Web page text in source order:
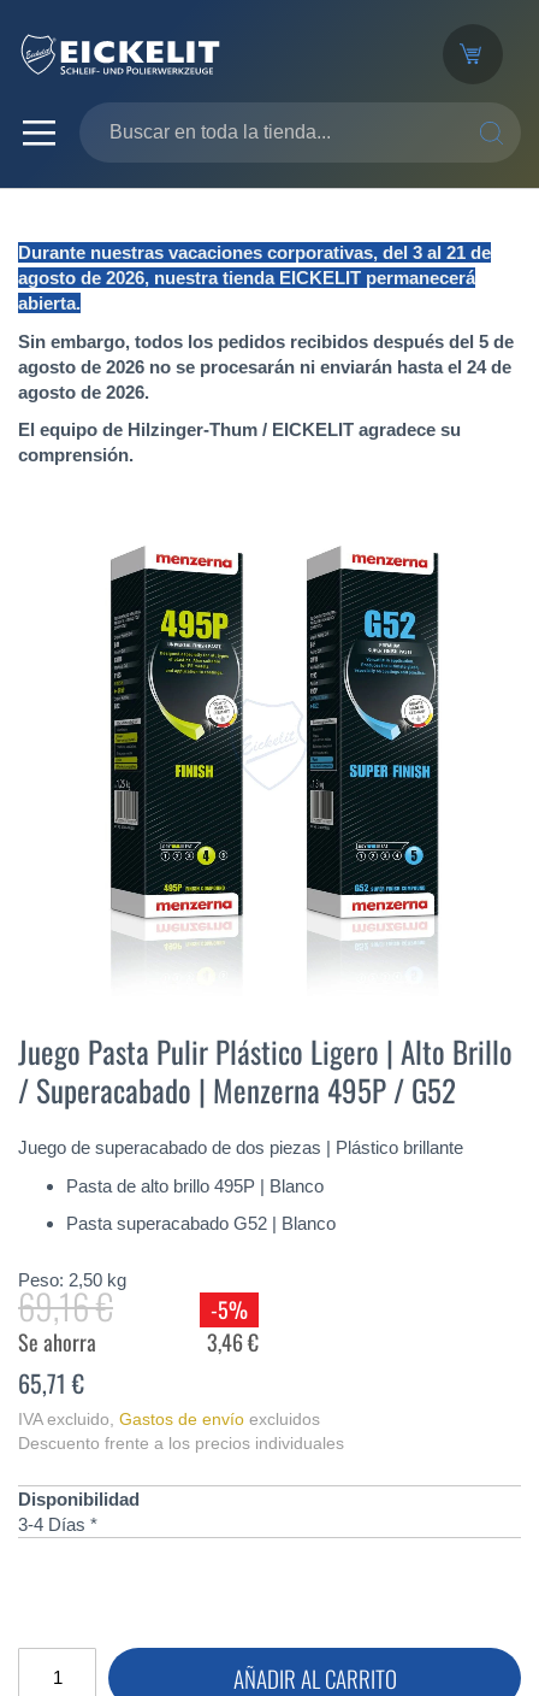
Durante nuestras vacaciones corporativas, del 3 al 21 de
agosto de 2026, nuestra tienda EICKELIT permanecerá
abierta.
Sin embargo, todos los pedidos recibidos después del 5 de
agosto de 2026 no se procesarán ni enviarán hasta el 24 de
agosto de 2026.
El equipo de Hilzinger-Thum / EICKELIT agradece su
comprensión.
comienzo
de
la
de
imágenes
Juego Pasta Pulir Plástico Ligero | Alto Brillo
/ Superacabado | Menzerna 495P / G52
Juego de superacabado de dos piezas | Plástico brillante
Pasta de alto brillo 495P | Blanco
Pasta superacabado G52 | Blanco
Peso: 2,50 kg
69,16 €
-5%
Se ahorra
3,46 €
65,71 €
IVA excluido Gastos de envío excluidos
Descuento frente a los precios individuales
Disponibilidad
3-4 Días *
AÑADIR AL CARRITO